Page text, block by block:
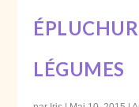
LÉGUMES